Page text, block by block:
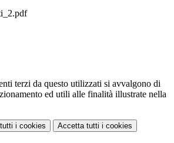
terzi da questo utilizzati si avvalgono di
ed utili alle finalità illustrate nella
i cookies Accetta tutti i cookies